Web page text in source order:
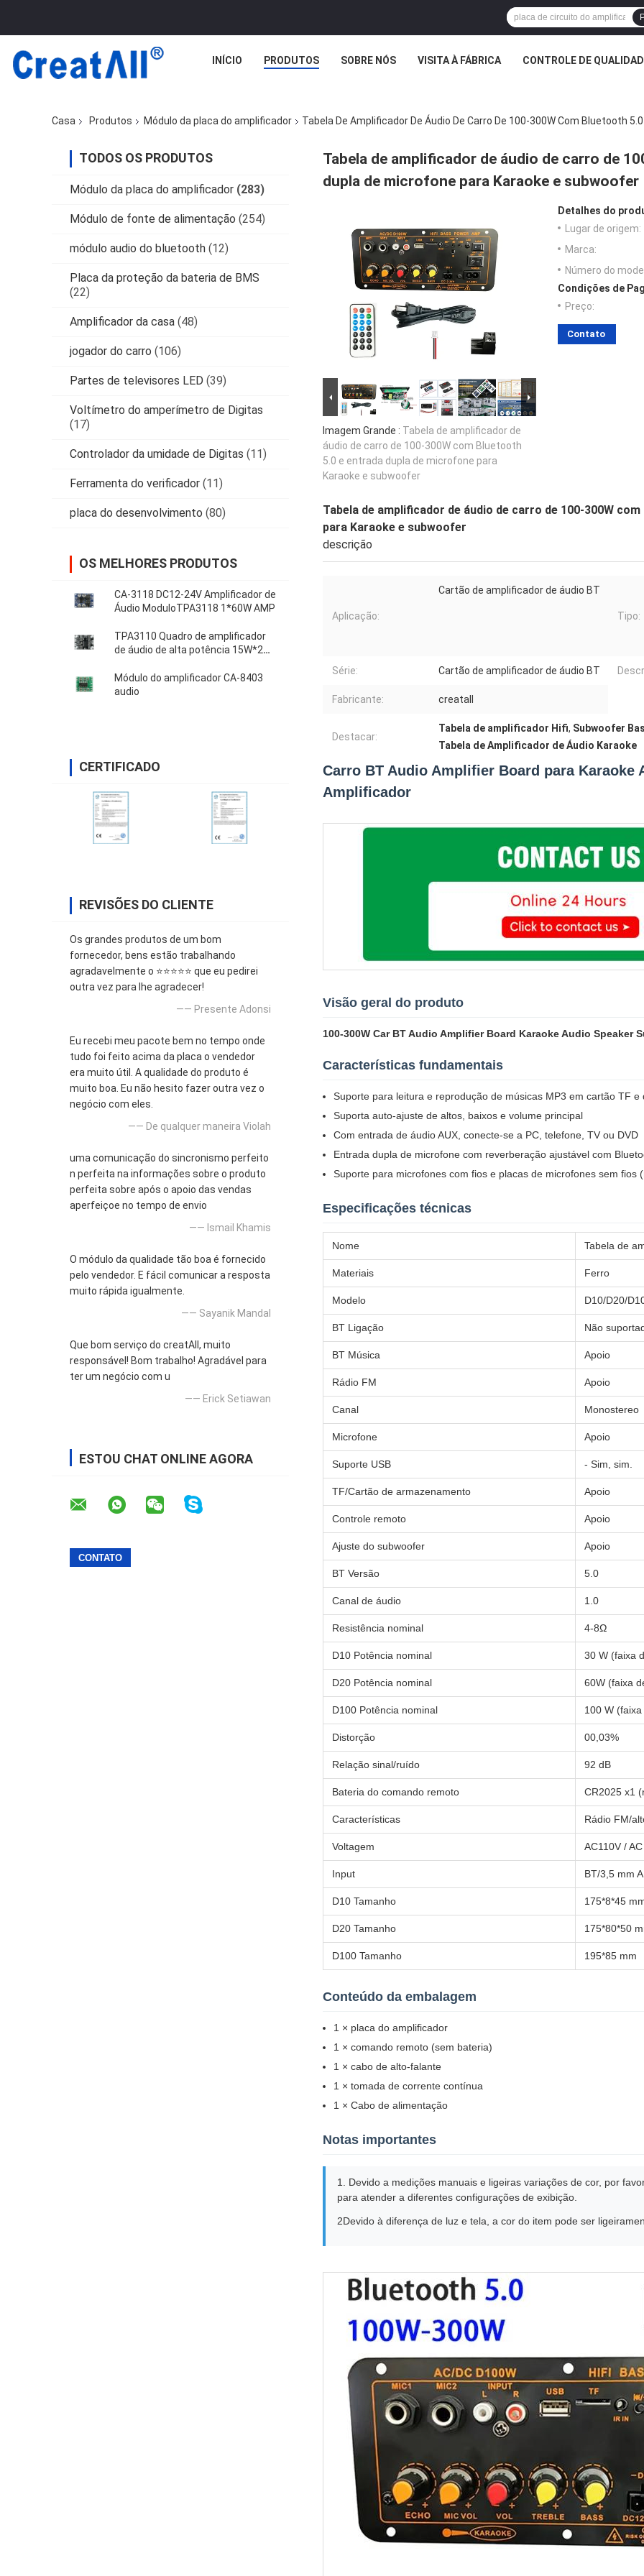
INÍCIO PRODUTOS SOBRE NÓS VISITA À FÁBRICA CONTROLE DE
Casa Produtos Módulo da placa do amplificador Tabela De Amplificador De Áudio De Carro De 100-300W Com Bluetooth
TODOS OS PRODUTOS
Módulo da placa do amplificador (283)
Módulo de fonte de alimentação (254)
módulo audio do bluetooth (12)
Placa da proteção da bateria de BMS
(22)
Amplificador da casa (48)
jogador do carro (106)
Partes de televisores LED (39)
Voltímetro do amperímetro de Digitas
(17)
Controlador da umidade de Digitas (11)
Ferramenta do verificador (11)
placa do desenvolvimento (80)
OS MELHORES PRODUTOS
CA-3118 DC12-24V Amplificador de
Áudio ModuloTPA3118 1*60W AMP
TPA3110 Quadro de amplificador
de áudio de alta potência 15W*2
Módulo do amplificador CA-8403
audio
CERTIFICADO
REVISÕES DO CLIENTE
Os grandes produtos de um bom
fornecedor, bens estão trabalhando
agradavelmente o ⭐⭐⭐⭐⭐ que eu pedirei
outra vez para lhe agradecer!
—— Presente Adonsi
Eu recebi meu pacote bem no tempo onde
tudo foi feito acima da placa o vendedor
era muito útil. A qualidade do produto é
muito boa. Eu não hesito fazer outra vez o
negócio com eles.
—— De qualquer maneira Violah
uma comunicação do sincronismo perfeito
n perfeita na informações sobre o produto
perfeita sobre após o apoio das vendas
aperfeiçoe no tempo de envio
—— Ismail Khamis
O módulo da qualidade tão boa é fornecido
pelo vendedor. E fácil comunicar a resposta
muito rápida igualmente.
—— Sayanik Mandal
Que bom serviço do creatAll, muito
responsável! Bom trabalho! Agradável para
ter um negócio com u
—— Erick Setiawan
ESTOU CHAT ONLINE AGORA
Tabela de amplificador de áudio de carro de
dupla de microfone para Karaoke e subwoofer
Imagem Grande : Tabela de amplificador de
áudio de carro de 100-300W com Bluetooth
5.0 e entrada dupla de microfone para
Karaoke e subwoofer
Detalhes do
Lugar de origem:
Marca:
Número do
Condições de
Preço:
Contato
Tabela de amplificador de áudio de carro de 100-300W
para Karaoke e subwoofer
descrição
Aplicação:
Cartão de amplificador de áudio BT
Tipo:
Série: Cartão de amplificador de áudio BT
Fabricante: creatall
Destacar:
Tabela de amplificador Hifi, Subwoofer
Tabela de Amplificador de Áudio Karaoke
Carro BT Audio Amplifier Board para Karaoke
Amplificador
Visão geral do produto
100-300W Car BT Audio Amplifier Board Karaoke Audio Speaker
Características fundamentais
Suporte para leitura e reprodução de músicas MP3 em cartão TF e
Suporta auto-ajuste de altos, baixos e volume principal
Com entrada de áudio AUX, conecte-se a PC, telefone, TV ou DVD
Entrada dupla de microfone com reverberação ajustável com
Suporte para microfones com fios e placas de microfones sem fios
Especificações técnicas
Nome Tabela de
Materiais Ferro
Modelo D10/D20/
BT Ligação Não
BT Música Apoio
Rádio FM Apoio
Canal Monostereo
Microfone Apoio
Suporte USB - Sim, sim.
TF/Cartão de armazenamento Apoio
Controle remoto Apoio
Ajuste do subwoofer Apoio
BT Versão 5.0
Canal de áudio 1.0
Resistência nominal 4-8Ω
D10 Potência nominal 30 W (faixa
D20 Potência nominal 60W (faixa
D100 Potência nominal 100 W
Distorção 00,03%
Relação sinal/ruído 92 dB
Bateria do comando remoto CR2025 x1
Características Rádio FM/
Voltagem AC110V /
Input BT/3,5 mm
D10 Tamanho 175*8*45
D20 Tamanho 175*80*50
D100 Tamanho 195*85 mm
Conteúdo da embalagem
1 × placa do amplificador
1 × comando remoto (sem bateria)
1 × cabo de alto-falante
1 × tomada de corrente contínua
1 × Cabo de alimentação
Notas importantes
1. Devido a medições manuais e ligeiras variações de cor, por
para atender a diferentes configurações de exibição.
2Devido à diferença de luz e tela, a cor do item pode ser